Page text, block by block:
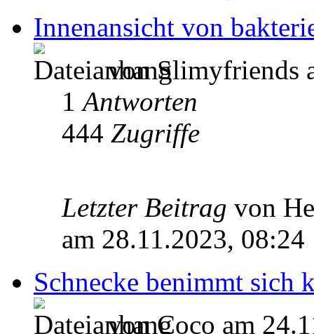
Innenansicht von
von Slimyfriends
1Antworten
444 Zugriffe
Letzter Beitrag von
am 28.11.2023, 08:24
Schnecke benimmt sich
von Coco am